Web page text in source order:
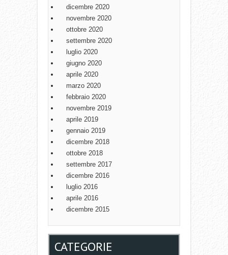
dicembre 2020
novembre 2020
ottobre 2020
settembre 2020
luglio 2020
giugno 2020
aprile 2020
marzo 2020
febbraio 2020
novembre 2019
aprile 2019
gennaio 2019
dicembre 2018
ottobre 2018
settembre 2017
dicembre 2016
luglio 2016
aprile 2016
dicembre 2015
CATEGORIE